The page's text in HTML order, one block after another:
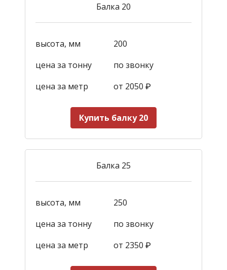
Балка 20
высота, мм
200
цена за тонну
по звонку
цена за метр
от 2050 ₽
Купить балку 20
Балка 25
высота, мм
250
цена за тонну
по звонку
цена за метр
от 2350 ₽